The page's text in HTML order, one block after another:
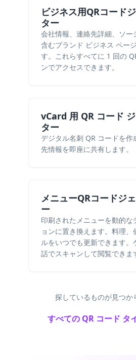
ビジネス用QRコード
ター
会社情報、連絡先詳細、ソー
含むブランド ビジネス ペー
す。これらすべてに 1 回の
ンでアクセスできます。
vCard 用 QR コード
ター
デジタル名刺 QR コードを作
先情報を即座に共有します。
メニューQRコードジ
ー
印刷されたメニューを動的な
ョンに置き換えます。料理、
ルをいつでも更新できます。
話でスキャンして閲覧できま
探しているものが見つか
すべての QR コード タ